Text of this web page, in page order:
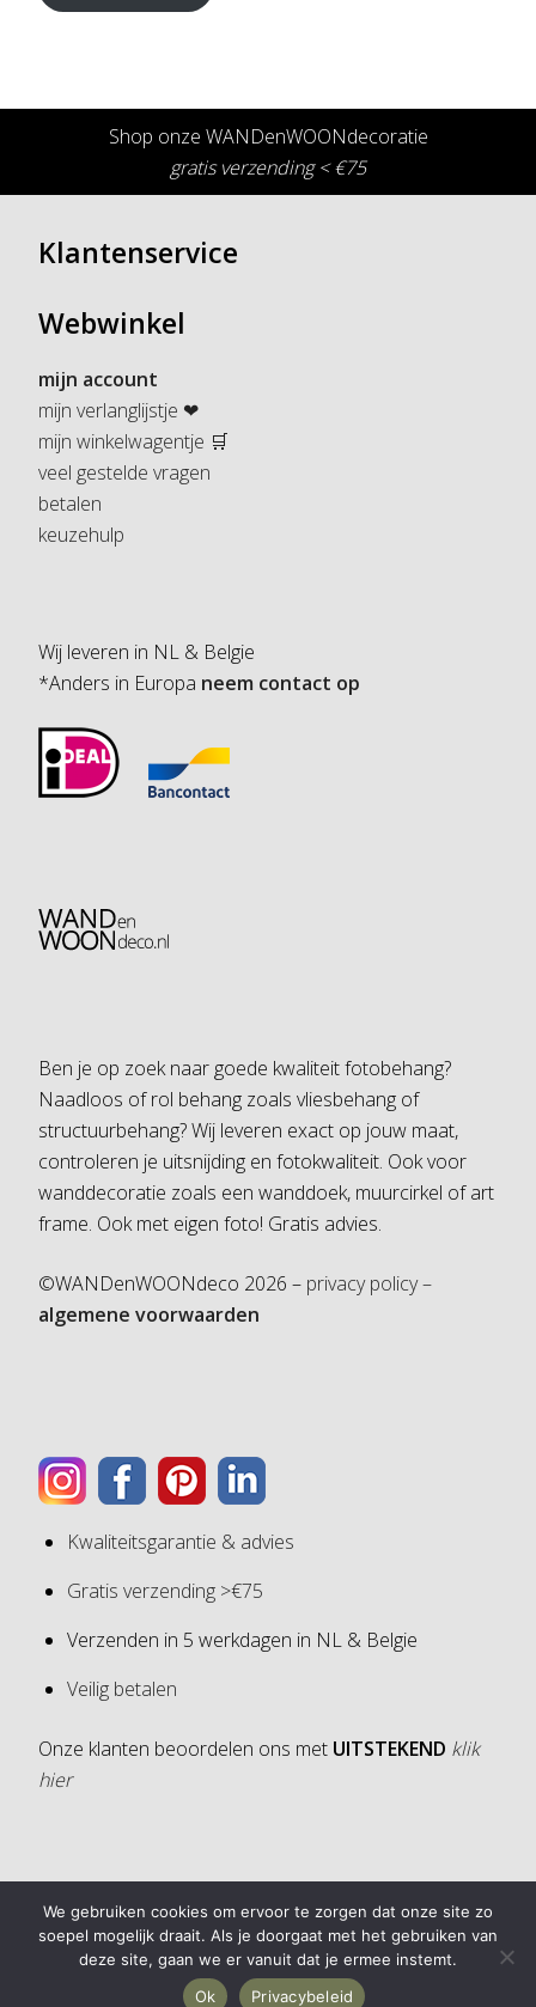
Shop onze WANDenWOONdecoratie
gratis verzending < €75
Klantenservice
Webwinkel
mijn account
mijn verlanglijstje ❤
mijn winkelwagentje 🛒
veel gestelde vragen
betalen
keuzehulp
Wij leveren in NL & Belgie
*Anders in Europa neem contact op
Ben je op zoek naar goede kwaliteit fotobehang?
Naadloos of rol behang zoals vliesbehang of
structuurbehang? Wij leveren exact op jouw maat,
controleren je uitsnijding en fotokwaliteit. Ook voor
wanddecoratie zoals een wanddoek, muurcirkel of art
frame. Ook met eigen foto! Gratis advies.
©WANDenWOONdeco 2026 – privacy policy –
algemene voorwaarden
Kwaliteitsgarantie & advies
Gratis verzending >€75
Verzenden in 5 werkdagen in NL & Belgie
Veilig betalen
Onze klanten beoordelen ons met UITSTEKEND klik
hier
4,6 van 5 sterren (op basis van 30 reviews)
We gebruiken cookies om ervoor te zorgen dat onze site zo
soepel mogelijk draait. Als je doorgaat met het gebruiken van
deze site, gaan we er vanuit dat je ermee instemt.
Ok
Privacybeleid